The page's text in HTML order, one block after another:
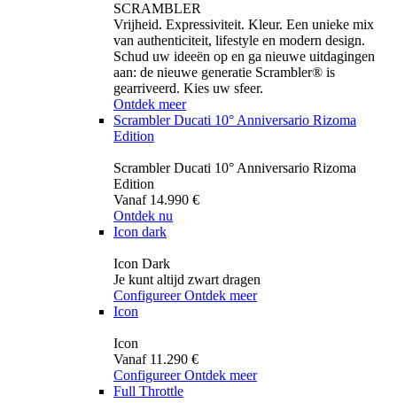
SCRAMBLER
Vrijheid. Expressiviteit. Kleur. Een unieke mix
van authenticiteit, lifestyle en modern design.
Schud uw ideeën op en ga nieuwe uitdagingen
aan: de nieuwe generatie Scrambler® is
gearriveerd. Kies uw sfeer.
Ontdek meer
Scrambler Ducati 10° Anniversario Rizoma
Edition
Scrambler Ducati 10° Anniversario Rizoma
Edition
Vanaf 14.990 €
Ontdek nu
Icon dark
Icon Dark
Je kunt altijd zwart dragen
Configureer Ontdek meer
Icon
Icon
Vanaf 11.290 €
Configureer Ontdek meer
Full Throttle